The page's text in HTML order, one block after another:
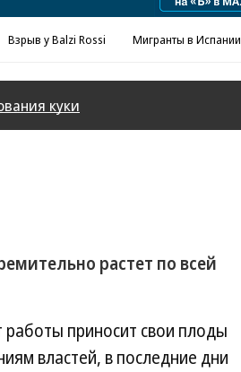
Взрыв у Balzi Rossi Мигранты в Испании
куки
растет по всей
работы приносит свои плоды
властей, в последние дни